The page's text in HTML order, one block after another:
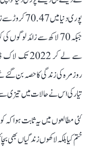
پوری دنیا
سے لے کر
روزمرہ کی زندگی کا حصہ بن
تیار کی اس نے حالات میں تیزی
کئی مطالعوں میں یہ ثابت ہوا
ختم کیا بلکہ لاکھوں زندگیاں